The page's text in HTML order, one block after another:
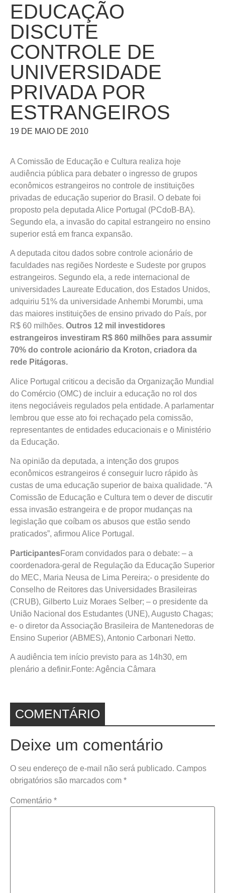
EDUCAÇÃO
DISCUTE
CONTROLE DE
UNIVERSIDADE
PRIVADA POR
ESTRANGEIROS
19 DE MAIO DE 2010
A Comissão de Educação e Cultura realiza hoje
audiência pública para debater o ingresso de grupos
econômicos estrangeiros no controle de instituições
privadas de educação superior do Brasil. O debate foi
proposto pela deputada Alice Portugal (PCdoB-BA).
Segundo ela, a invasão do capital estrangeiro no ensino
superior está em franca expansão.
A deputada citou dados sobre controle acionário de
faculdades nas regiões Nordeste e Sudeste por grupos
estrangeiros. Segundo ela, a rede internacional de
universidades Laureate Education, dos Estados Unidos,
adquiriu 51% da universidade Anhembi Morumbi, uma
das maiores instituições de ensino privado do País, por
R$ 60 milhões. Outros 12 mil investidores
estrangeiros investiram R$ 860 milhões para assumir
70% do controle acionário da Kroton, criadora da
rede Pitágoras.
Alice Portugal criticou a decisão da Organização Mundial
do Comércio (OMC) de incluir a educação no rol dos
itens negociáveis regulados pela entidade. A parlamentar
lembrou que esse ato foi rechaçado pela comissão,
representantes de entidades educacionais e o Ministério
da Educação.
Na opinião da deputada, a intenção dos grupos
econômicos estrangeiros é conseguir lucro rápido às
custas de uma educação superior de baixa qualidade. “A
Comissão de Educação e Cultura tem o dever de discutir
essa invasão estrangeira e de propor mudanças na
legislação que coíbam os abusos que estão sendo
praticados”, afirmou Alice Portugal.
ParticipantesForam convidados para o debate: – a
coordenadora-geral de Regulação da Educação Superior
do MEC, Maria Neusa de Lima Pereira;- o presidente do
Conselho de Reitores das Universidades Brasileiras
(CRUB), Gilberto Luiz Moraes Selber; – o presidente da
União Nacional dos Estudantes (UNE), Augusto Chagas;
e- o diretor da Associação Brasileira de Mantenedoras de
Ensino Superior (ABMES), Antonio Carbonari Netto.
A audiência tem início previsto para as 14h30, em
plenário a definir.Fonte: Agência Câmara
COMENTÁRIO
Deixe um comentário
O seu endereço de e-mail não será publicado. Campos
obrigatórios são marcados com *
Comentário *